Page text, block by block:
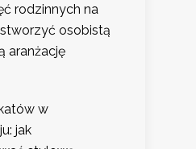
rodzinnych na
stworzyć osobistą
aranżację
w
jak